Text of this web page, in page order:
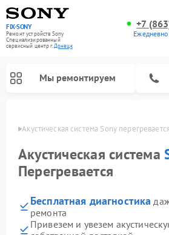
FIX-SONY
Ремонт устройств Sony
Специализированный
cервисный центр г. Донецк
+7
Мы ремонтируем
Акустическая система Sony перегревается
Акустическая система
Перегревается
Бесплатная диагностика
ремонта
Привезем и увезем